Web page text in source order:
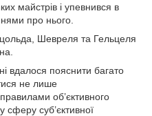
майстрів і упевнився в
про нього.
Шевреля та Гельцеля
вдалося пояснити багато
не лише
об’єктивного
сферу суб’єктивної